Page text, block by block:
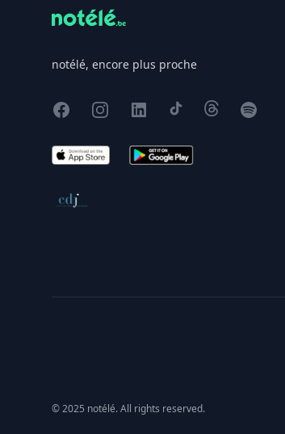
notélé, encore plus proche
FacebookInstagram
X TikTokThreadsSpotify
App Store Google Play
Conseil de déontologie journalistique
© 2025 notélé. All rights reserved.